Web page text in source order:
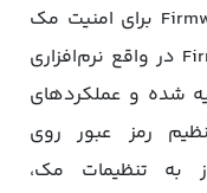
این که چرا محافظت از رمز عبور Firmware برای امنیت مک
لازم است اهمیت بالایی دارد. Firmware در واقع نرم‌افزاری
شده و عملکردهای
رمز عبور روی
به تنظیمات مک،